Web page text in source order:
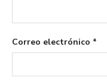
Correo electrónico *